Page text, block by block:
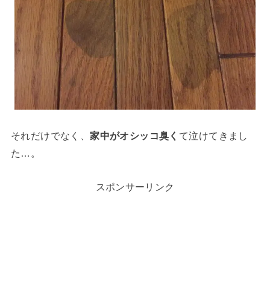
それだけでなく、家中がオシッコ臭く て泣けてきまし
た…。
スポンサーリンク